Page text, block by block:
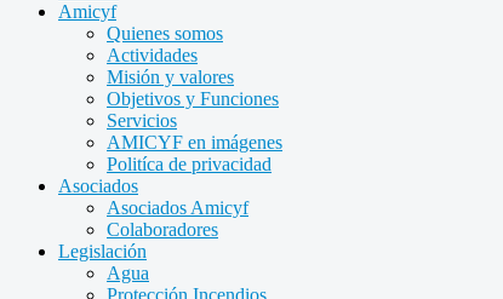
Amicyf
Quienes somos
Actividades
Misión y valores
Objetivos y Funciones
Servicios
AMICYF en imágenes
Politíca de privacidad
Asociados
Asociados Amicyf
Colaboradores
Legislación
Agua
Protección Incendios